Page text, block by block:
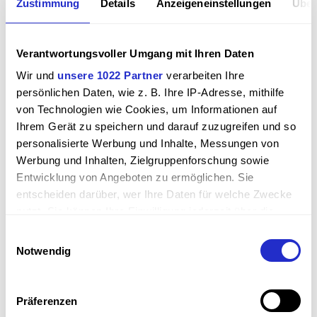
Zustimmung Details Anzeigeneinstellungen
Verantwortungsvoller Umgang mit Ihren Daten
Wir und unsere 1022 Partner verarbeiten Ihre
persönlichen Daten, wie z. B. Ihre IP-Adresse, mithilfe
von Technologien wie Cookies, um Informationen auf
Ihrem Gerät zu speichern und darauf zuzugreifen und so
personalisierte Werbung und Inhalte, Messungen von
Werbung und Inhalten, Zielgruppenforschung sowie
Entwicklung von Angeboten zu ermöglichen. Sie
entscheiden darüber, wer Ihre Daten für welche Zwecke
Trigger Symbol ändern oder widerrufen
Informationen über Ihre geografische Lage erfassen,
Notwendig
Präferenzen
der Handels­wege. Die Insze­nie­rung als neutraler
eigener Wirt­schafts­vor­teile.